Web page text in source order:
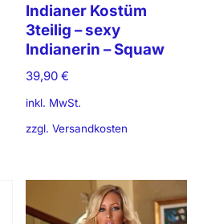
Indianer Kostüm
3teilig – sexy
Indianerin – Squaw
39,90€
inkl. MwSt.
zzgl.Versandkosten